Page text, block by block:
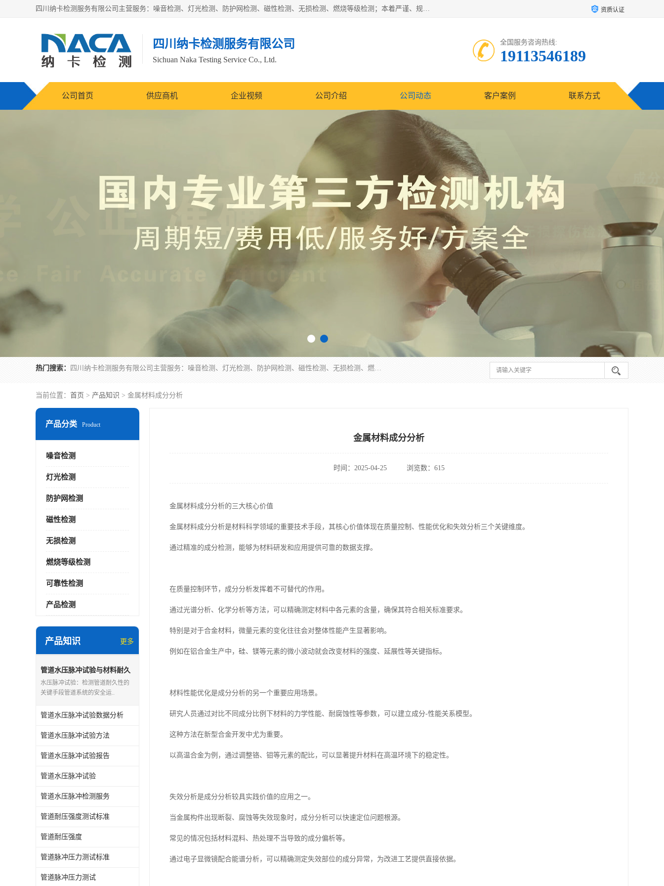
四川纳卡检测服务有限公司主营服务：噪音检测、灯光检测、防护网检测、磁性检测、无损检测、燃烧等级检测；本着严谨、规范的态度严格执行国家现行标准、规范及规程，奉行“科学公正、准确、持续改进、诚信服务”的企业价值和“科学、信誉、服务”的企业宗旨，竭诚为广大客户服务。 资质认证
四川纳卡检测服务有限公司
Sichuan Naka Testing Service Co., Ltd.
全国服务咨询热线:
19113546189
公司首页 供应商机 企业视频 公司介绍 公司动态 客户案例 联系方式
热门搜索： 四川纳卡检测服务有限公司主营服务：噪音检测、灯光检测、防护网检测、磁性检测、无损检测、燃烧等级检测；本着严谨、规范的态度严格执行国家现行标准、规范及规程，奉行“科学公正、准确、持续改进、诚信服务”的企业价值和“科学、信誉、服务”的企业宗旨，竭诚为广大客户服务。
当前位置： 首页 > 产品知识 > 金属材料成分分析
产品分类 Product
噪音检测
灯光检测
防护网检测
磁性检测
无损检测
燃烧等级检测
可靠性检测
产品检测
产品知识 更多
管道水压脉冲试验与材料耐久
性检测
水压脉冲试验：检测管道耐久性的
关键手段管道系统的安全运..
管道水压脉冲试验数据分析
管道水压脉冲试验方法
管道水压脉冲试验报告
管道水压脉冲试验
管道水压脉冲检测服务
管道耐压强度测试标准
管道耐压强度
管道脉冲压力测试标准
管道脉冲压力测试
金属材料成分分析
时间：2025-04-25 浏览数：615
金属材料成分分析的三大核心价值
金属材料成分分析是材料科学领域的重要技术手段，其核心价值体现在质量控制、性能优化和失效分析三个关键维度。
通过精准的成分检测，能够为材料研发和应用提供可靠的数据支撑。
在质量控制环节，成分分析发挥着不可替代的作用。
通过光谱分析、化学分析等方法，可以精确测定材料中各元素的含量，确保其符合相关标准要求。
特别是对于合金材料，微量元素的变化往往会对整体性能产生显著影响。
例如在铝合金生产中，硅、镁等元素的微小波动就会改变材料的强度、延展性等关键指标。
材料性能优化是成分分析的另一个重要应用场景。
研究人员通过对比不同成分比例下材料的力学性能、耐腐蚀性等参数，可以建立成分-性能关系模型。
这种方法在新型合金开发中尤为重要。
以高温合金为例，通过调整铬、钼等元素的配比，可以显著提升材料在高温环境下的稳定性。
失效分析是成分分析较具实践价值的应用之一。
当金属构件出现断裂、腐蚀等失效现象时，成分分析可以快速定位问题根源。
常见的情况包括材料混料、热处理不当导致的成分偏析等。
通过电子显微镜配合能谱分析，可以精确测定失效部位的成分异常，为改进工艺提供直接依据。